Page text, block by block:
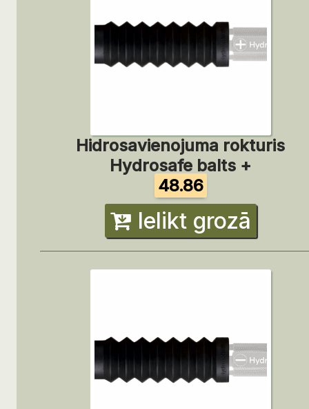
Hidrosavienojuma rokturis
Hydrosafe balts +
48.86
Ielikt grozā